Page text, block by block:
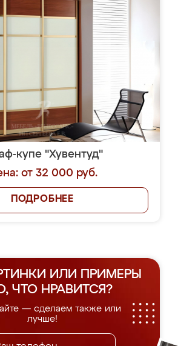
купе "Хувентуд"
от 32 000 руб.
ПОДРОБНЕЕ
ИЛИ ПРИМЕРЫ
ЧТО НРАВИТСЯ?
— сделаем также или
лучше!